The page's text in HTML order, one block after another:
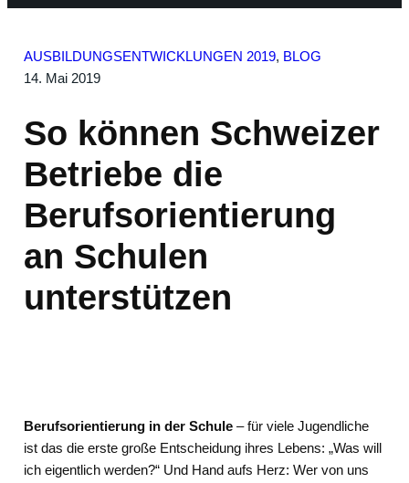
AUSBILDUNGSENTWICKLUNGEN 2019, BLOG
14. Mai 2019
So können Schweizer
Betriebe die
Berufsorientierung
an Schulen
unterstützen
Berufsorientierung in der Schule– für viele Jugendliche
ist das die erste große Entscheidung ihres Lebens: „Was will
ich eigentlich werden?“ Und Hand aufs Herz: Wer von uns